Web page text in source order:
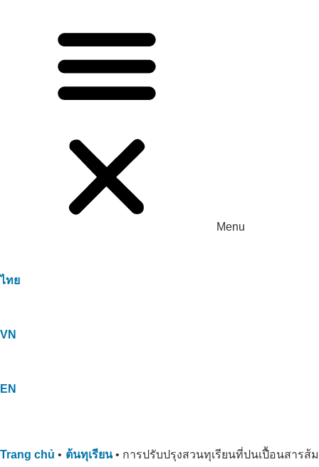
Menu
ไทย
VN
EN
Trang chủ • ต้นทุเรียน• การปรับปรุงสวนทุเรียนที่ปนเปื้อนสารส้ม
การบำบัดสิ่งแวดล้อมของถังเก็บน้ำเสีย –
โรงงานแปรรูปอาหาร เบ็นลุค – ลองอัน